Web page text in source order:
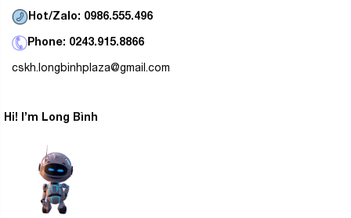
Hot/Zalo: 0986.555.496
Phone: 0243.915.8866
cskh.longbinhplaza@gmail.com
Hi! I’m Long Bình